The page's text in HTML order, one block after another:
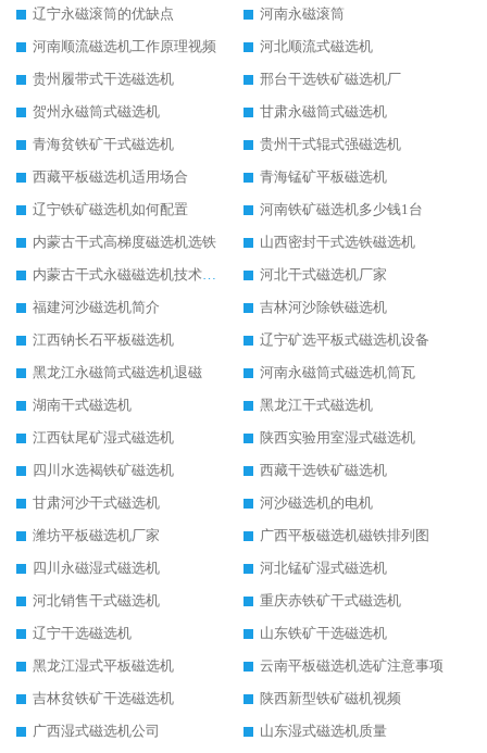
辽宁永磁滚筒的优缺点
河南永磁滚筒
河南顺流磁选机工作原理视频
河北顺流式磁选机
贵州履带式干选磁选机
邢台干选铁矿磁选机厂
贺州永磁筒式磁选机
甘肃永磁筒式磁选机
青海贫铁矿干式磁选机
贵州干式辊式强磁选机
西藏平板磁选机适用场合
青海锰矿平板磁选机
辽宁铁矿磁选机如何配置
河南铁矿磁选机多少钱1台
内蒙古干式高梯度磁选机选铁
山西密封干式选铁磁选机
内蒙古干式永磁磁选机技术要求
河北干式磁选机厂家
福建河沙磁选机简介
吉林河沙除铁磁选机
江西钠长石平板磁选机
辽宁矿选平板式磁选机设备
黑龙江永磁筒式磁选机退磁
河南永磁筒式磁选机筒瓦
湖南干式磁选机
黑龙江干式磁选机
江西钛尾矿湿式磁选机
陕西实验用室湿式磁选机
四川水选褐铁矿磁选机
西藏干选铁矿磁选机
甘肃河沙干式磁选机
河沙磁选机的电机
潍坊平板磁选机厂家
广西平板磁选机磁铁排列图
四川永磁湿式磁选机
河北锰矿湿式磁选机
河北销售干式磁选机
重庆赤铁矿干式磁选机
辽宁干选磁选机
山东铁矿干选磁选机
黑龙江湿式平板磁选机
云南平板磁选机选矿注意事项
吉林贫铁矿干选磁选机
陕西新型铁矿磁机视频
广西湿式磁选机公司
山东湿式磁选机质量